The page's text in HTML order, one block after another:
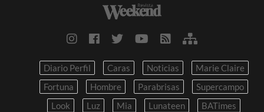
Diario Perfil Caras Noticias
Marie Claire
Fortuna
Hombre Parabrisas
Supercampo
Look
Luz Mia Lunateen BATimes